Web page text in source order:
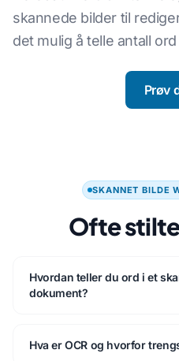
skannede bilder til
det mulig å telle antall
Prøv
SKANNET BILDE
Ofte
Hvordan teller du ord i et
dokument?
Hva er OCR og hvorfor